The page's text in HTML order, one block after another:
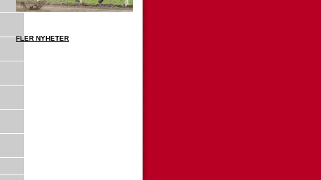
FLER NYHETER